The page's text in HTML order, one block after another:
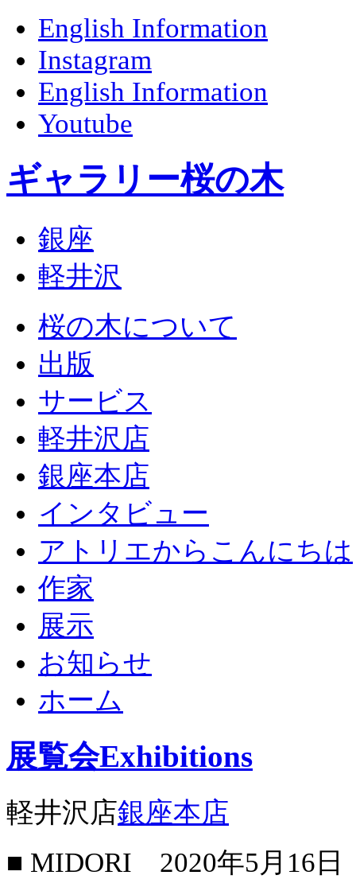
English Information
Instagram
English Information
Youtube
ギャラリー桜の木
銀座
軽井沢
桜の木について
出版
サービス
軽井沢店
銀座本店
インタビュー
アトリエからこんにちは
作家
展示
お知らせ
ホーム
展覧会Exhibitions
軽井沢店銀座本店
■ MIDORI 2020年5月16